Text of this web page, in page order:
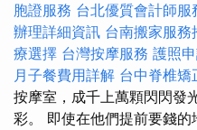
胞證服務 台北優質會計師服
辦理詳細資訊 台南搬家服務
療選擇 台灣按摩服務 護照
月子餐費用詳解 台中脊椎矯
按摩室，成千上萬顆閃閃發
彩。 即使在他們提前要錢